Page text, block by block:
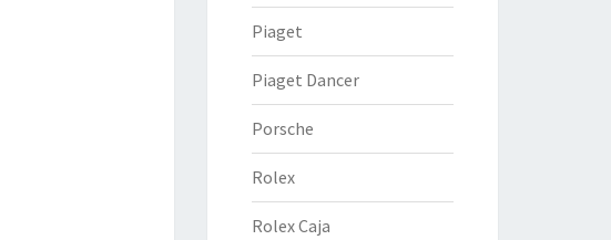
Piaget
Piaget Dancer
Porsche
Rolex
Rolex Caja